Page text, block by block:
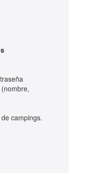
campings.